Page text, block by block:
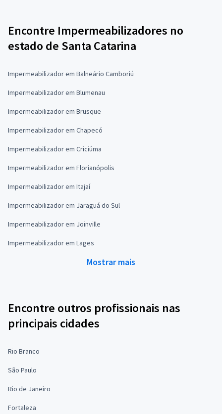
Encontre Impermeabilizadores no
estado de Santa Catarina
Impermeabilizador em Balneário Camboriú
Impermeabilizador em Blumenau
Impermeabilizador em Brusque
Impermeabilizador em Chapecó
Impermeabilizador em Criciúma
Impermeabilizador em Florianópolis
Impermeabilizador em Itajaí
Impermeabilizador em Jaraguá do Sul
Impermeabilizador em Joinville
Impermeabilizador em Lages
Mostrar mais
Encontre outros profissionais nas
principais cidades
Rio Branco
São Paulo
Rio de Janeiro
Fortaleza